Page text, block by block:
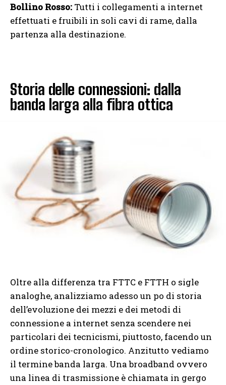
Bollino Rosso: Tutti i collegamenti a internet
effettuati e fruibili in soli cavi di rame, dalla
partenza alla destinazione.
Storia delle connessioni: dalla
banda larga alla fibra ottica
Oltre alla differenza tra FTTC e FTTH o sigle
analoghe, analizziamo adesso un po di storia
dell’evoluzione dei mezzi e dei metodi di
connessione a internet senza scendere nei
particolari dei tecnicismi, piuttosto, facendo un
ordine storico-cronologico. Anzitutto vediamo
il termine banda larga. Una broadband ovvero
una linea di trasmissione è chiamata in gergo